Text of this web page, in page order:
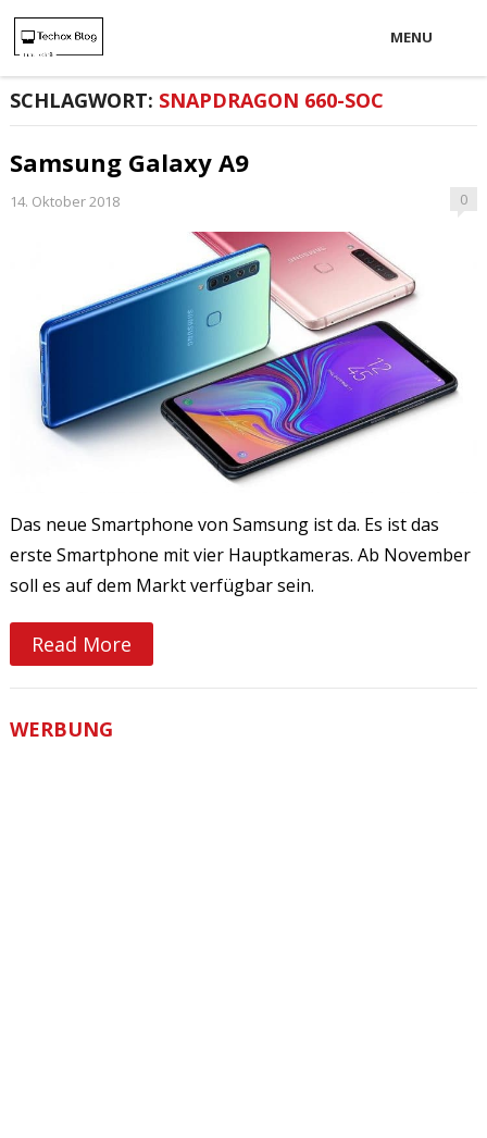
MENU
SCHLAGWORT: SNAPDRAGON 660-SOC
Samsung Galaxy A9
14. Oktober 2018 0
Das neue Smartphone von Samsung ist da. Es ist das
erste Smartphone mit vier Hauptkameras. Ab November
soll es auf dem Markt verfügbar sein.
Read More
WERBUNG